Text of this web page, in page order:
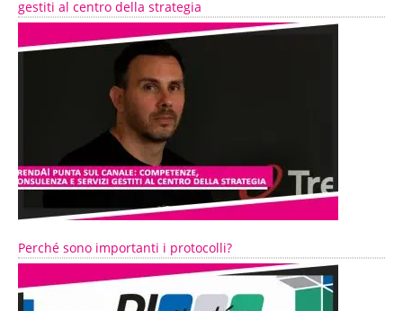
gestiti al centro della strategia
Perché sono importanti i protocolli?